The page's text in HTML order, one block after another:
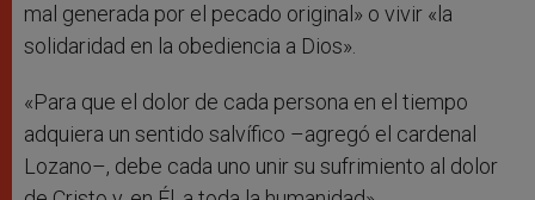
mal generada por el pecado original» o vivir «la
solidaridad en la obediencia a Dios».
«Para que el dolor de cada persona en el tiempo
adquiera un sentido salvífico –agregó el cardenal
Lozano–, debe cada uno unir su sufrimiento al dolor